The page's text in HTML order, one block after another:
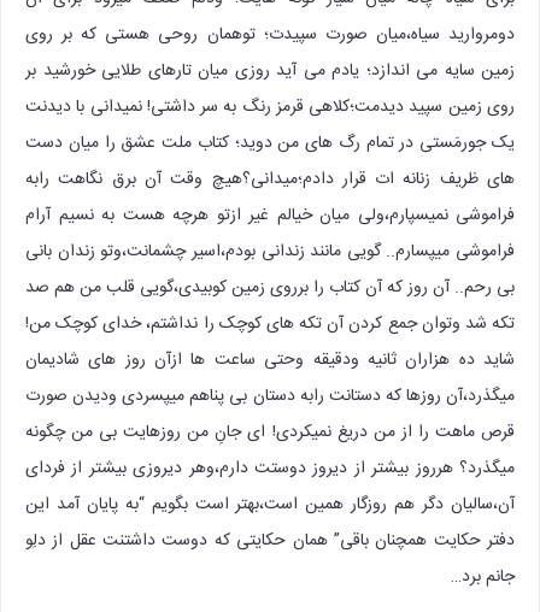
دومروارید سیاه،میان صورت سپیدت؛ توهمان روحی هستی که بر روی
زمین سایه می اندازد؛ یادم می آید روزی میان تارهای طلایی خورشید بر
روی زمین سپید دیدمت؛کلاهی قرمز رنگ به سر داشتی! نمیدانی با دیدنت
یک جورمَستی در تمام رگ های من دوید؛ کتاب ملت عشق را میان دست
های ظریف زنانه ات قرار دادم؛میدانی؟هیچ وقت آن برق نگاهت رابه
فراموشی نمیسپارم،ولی میان خیالم غیر ازتو هرچه هست به نسیم آرام
فراموشی میپسارم.. گویی مانند زندانی بودم،اسیر چشمانت،وتو زندان بانی
بی رحم.. آن روز که آن کتاب را برروی زمین کوبیدی،گویی قلب من هم صد
تکه شد وتوان جمع کردن آن تکه های کوچک را نداشتم، خدای کوچک من!
شاید ده هزاران ثانیه ودقیقه وحتی ساعت ها ازآن روز های شادیمان
میگذرد،آن روزها که دستانت رابه دستان بی پناهم میپسردی ودیدن صورت
قرص ماهت را از من دریغ نمیکردی! ای جانِ من روزهایت بی من چگونه
میگذرد؟ هرروز بیشتر از دیروز دوستت دارم،وهر دیروزی بیشتر از فردای
آن،سالیان دگر هم روزگار همین است،بهتر است بگویم “به پایان آمد این
دفتر حکایت همچنان باقی” همان حکایتی که دوست داشتنت عقل از دلِو
جانم برد…